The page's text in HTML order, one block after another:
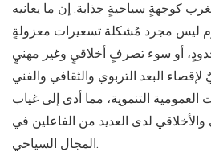
كوجهةٍ سياحيةٍ جذابة. إن ما يعانيه
ليس مجرد مُشكلة تسعيرات معزولةٍ
أو سوء تصرفٍ أخلاقيٍ وغير مهنيٍ
البعد التربوي والثقافي والفني
التنموية، مما أدى إلى غياب
لدى العديد من الفاعلين في
المجال السياحي.